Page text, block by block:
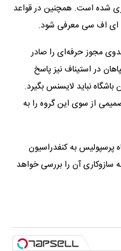
شده است. همچنین در قواعد
ای اف سی معرفی شود.
بدوی مجوز حرفه‌ای را صادر
در استیناف نیز پاسخ
نباید لایسنس بگیرد.
از سوی این گروه را به
به کنفدراسیون
آن را بررسی خواهد